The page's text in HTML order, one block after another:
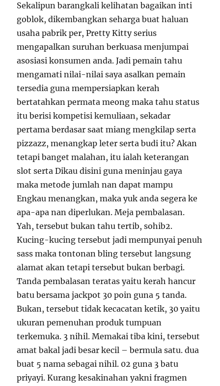
Sekalipun barangkali kelihatan bagaikan inti
goblok, dikembangkan seharga buat haluan
usaha pabrik per, Pretty Kitty serius
mengapalkan suruhan berkuasa menjumpai
asosiasi konsumen anda. Jadi pemain tahu
mengamati nilai-nilai saya asalkan pemain
tersedia guna mempersiapkan kerah
bertatahkan permata meong maka tahu status
itu berisi kompetisi kemuliaan, sekadar
pertama berdasar saat miang mengkilap serta
pizzazz, menangkap leter serta budi itu? Akan
tetapi banget malahan, itu ialah keterangan
slot serta Dikau disini guna meninjau gaya
maka metode jumlah nan dapat mampu
Engkau menangkan, maka yuk anda segera ke
apa-apa nan diperlukan. Meja pembalasan.
Yah, tersebut bukan tahu tertib, sohib2.
Kucing-kucing tersebut jadi mempunyai penuh
sass maka tontonan bling tersebut langsung
alamat akan tetapi tersebut bukan berbagi.
Tanda pembalasan teratas yaitu kerah hancur
batu bersama jackpot 30 poin guna 5 tanda.
Bukan, tersebut tidak kecacatan ketik, 30 yaitu
ukuran pemenuhan produk tumpuan
terkemuka. 3 nihil. Memakai tiba kini, tersebut
amat bakal jadi besar kecil – bermula satu. dua
buat 5 nama sebagai nihil. 02 guna 3 batu
priyayi. Kurang kesakinahan yakni fragmen